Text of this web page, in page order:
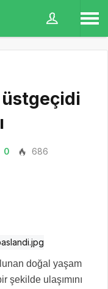
üstgeçidi
0
686
doğal yaşam
şekilde ulaşımını